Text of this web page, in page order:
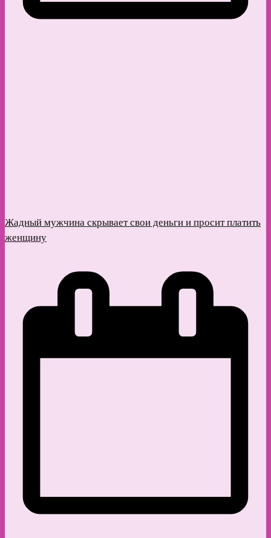
Жадный мужчина скрывает свои деньги и просит платить
женщину